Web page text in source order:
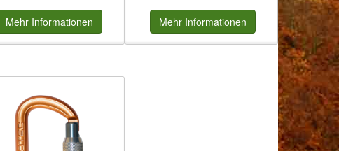
MehrInformationen Mehr Informationen